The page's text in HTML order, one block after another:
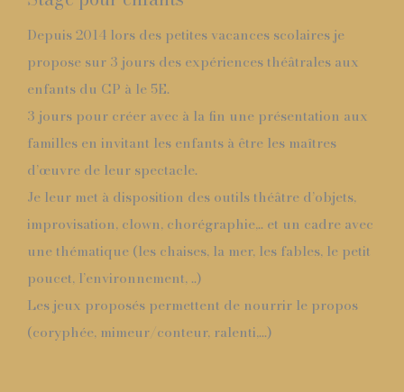
Depuis 2014 lors des petites vacances scolaires je
propose sur 3 jours des expériences théâtrales aux
enfants du CP à le 5E.
3 jours pour créer avec à la fin une présentation aux
familles en invitant les enfants à être les maîtres
d’œuvre de leur spectacle.
Je leur met à disposition des outils théâtre d’objets,
improvisation, clown, chorégraphie,.. et un cadre avec
une thématique (les chaises, la mer, les fables, le petit
poucet, l’environnement, ..)
Les jeux proposés permettent de nourrir le propos
(coryphée, mimeur/conteur, ralenti,…)